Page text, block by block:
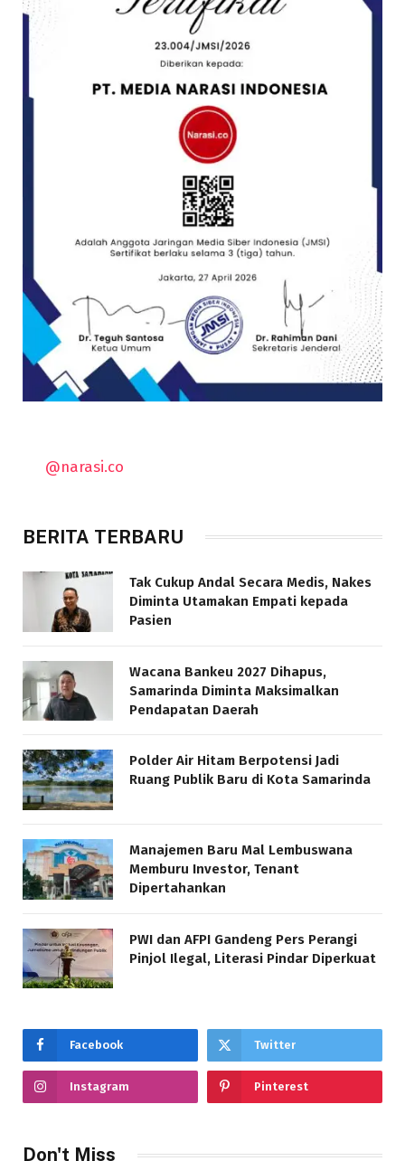
@narasi.co
BERITA TERBARU
Tak Cukup Andal Secara Medis, Nakes
Diminta Utamakan Empati kepada
Pasien
Wacana Bankeu 2027 Dihapus,
Samarinda Diminta Maksimalkan
Pendapatan Daerah
Polder Air Hitam Berpotensi Jadi
Ruang Publik Baru di Kota Samarinda
Manajemen Baru Mal Lembuswana
Memburu Investor, Tenant
Dipertahankan
PWI dan AFPI Gandeng Pers Perangi
Pinjol Ilegal, Literasi Pindar Diperkuat
Facebook Twitter
Instagram Pinterest
Don't Miss